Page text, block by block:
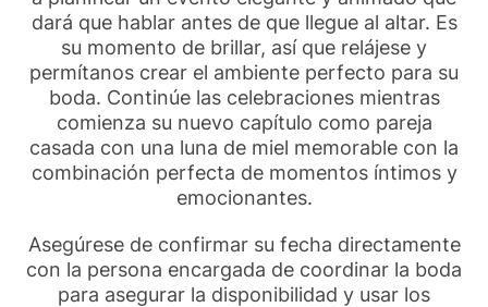
dará que hablar antes de que llegue al altar. Es
su momento de brillar, así que relájese y
permítanos crear el ambiente perfecto para su
boda. Continúe las celebraciones mientras
comienza su nuevo capítulo como pareja
casada con una luna de miel memorable con la
combinación perfecta de momentos íntimos y
emocionantes.
Asegúrese de confirmar su fecha directamente
con la persona encargada de coordinar la boda
para asegurar la disponibilidad y usar los